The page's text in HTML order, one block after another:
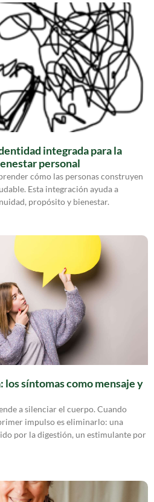
integrada para la
personal
cómo las personas construyen
Esta integración ayuda a
propósito y bienestar.
los síntomas como mensaje y
a silenciar el cuerpo. Cuando
impulso es eliminarlo: una
por la digestión, un estimulante por